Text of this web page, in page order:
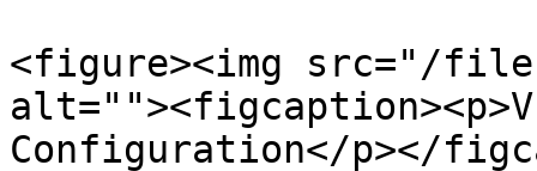
<figure><img src="/files/
Configuration</p></